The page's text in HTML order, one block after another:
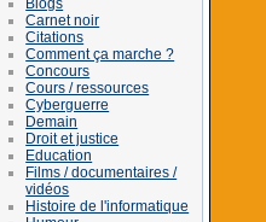
Carnet noir
Citations
Comment ça marche ?
Concours
Cours / ressources
Cyberguerre
Demain
Droit et justice
Education
Films / documentaires /
vidéos
Histoire de l'informatique